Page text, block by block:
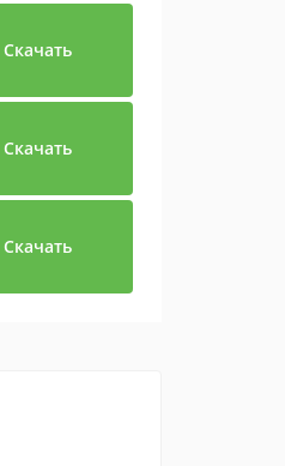
Скачать
Скачать
Скачать